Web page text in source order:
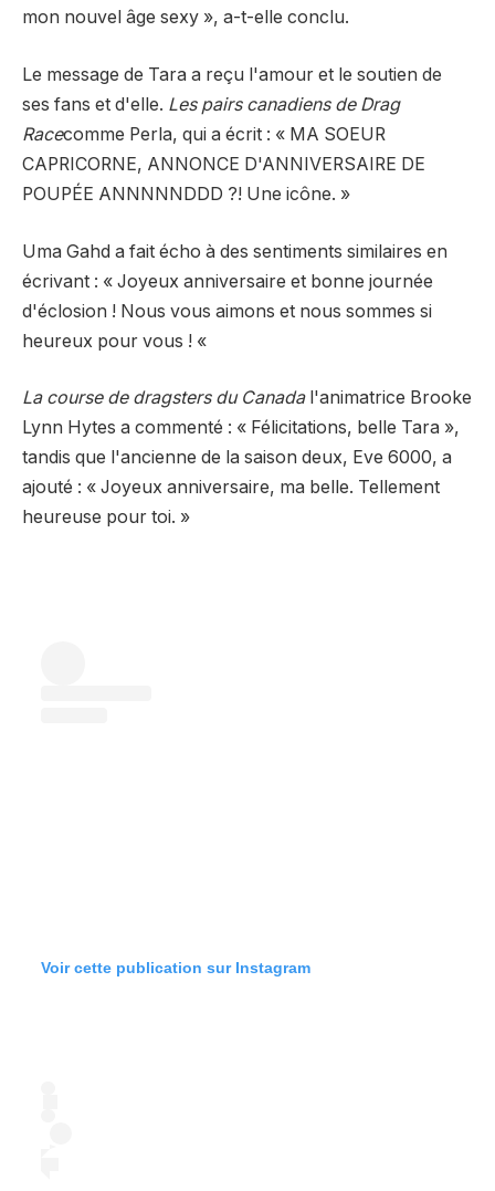
mon nouvel âge sexy », a-t-elle conclu.
Le message de Tara a reçu l'amour et le soutien de
ses fans et d'elle. Les pairs canadiens de Drag
Racecomme Perla, qui a écrit : « MA SOEUR
CAPRICORNE, ANNONCE D'ANNIVERSAIRE DE
POUPÉE ANNNNNDDD ?! Une icône. »
Uma Gahd a fait écho à des sentiments similaires en
écrivant : « Joyeux anniversaire et bonne journée
d'éclosion ! Nous vous aimons et nous sommes si
heureux pour vous ! «
La course de dragsters du Canadal'animatrice Brooke
Lynn Hytes a commenté : « Félicitations, belle Tara »,
tandis que l'ancienne de la saison deux, Eve 6000, a
ajouté : « Joyeux anniversaire, ma belle. Tellement
heureuse pour toi. »
Voir cette publication sur Instagram